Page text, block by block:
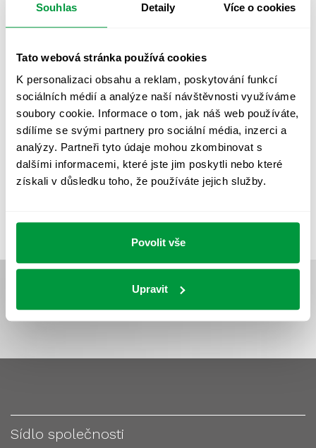
Souhlas Detaily Více o cookies
Tato webová stránka používá cookies
K personalizaci obsahu a reklam, poskytování funkcí
sociálních médií a analýze naší návštěvnosti využíváme
soubory cookie. Informace o tom, jak náš web používáte,
sdílíme se svými partnery pro sociální média, inzerci a
analýzy. Partneři tyto údaje mohou zkombinovat s
dalšími informacemi, které jste jim poskytli nebo které
získali v důsledku toho, že používáte jejich služby.
Povolit vše
Upravit
OSVĚTLENÍ SPORTOVIŠŤ POULIČNÍ OSVĚTLENÍ
PROVOZNÍ DENÍK NOUZOVÉHO OSVĚTLENÍ
REVIZE NOUZOVÉHO OSVĚTLENÍ ŘÍZENÍ SPEKTRUM
UMĚLÉ OSVĚTLENÍ VEŘEJNÉ OSVĚTLENÍ
VÝPOČET OSVĚTLENÍ VÝPOČET ZASTÍNĚNÍ
VÝPOČTY A NÁVRHY ZASTÍNĚNÍ
Sídlo společnosti